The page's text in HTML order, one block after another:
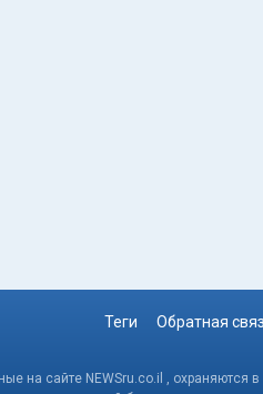
Теги Обратная
на сайте NEWSru.co.il , охраняются